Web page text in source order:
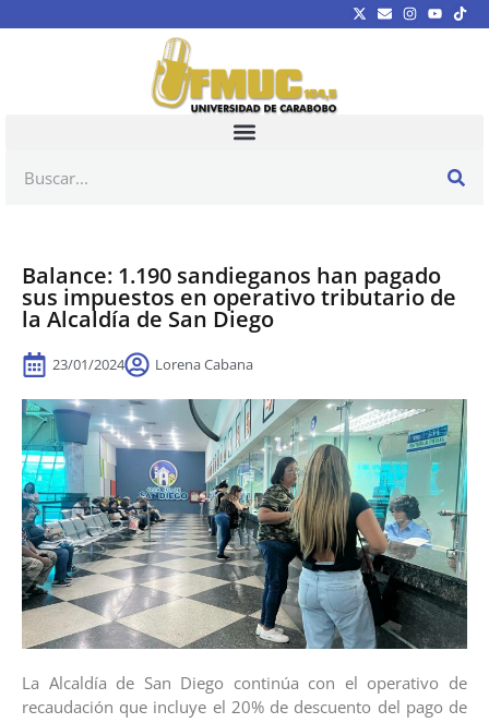
Balance: 1.190 sandieganos han pagado
sus impuestos en operativo tributario de
la Alcaldía de San Diego
23/01/2024 Lorena Cabana
La Alcaldía de San Diego continúa con el operativo de
recaudación que incluye el 20% de descuento del pago de